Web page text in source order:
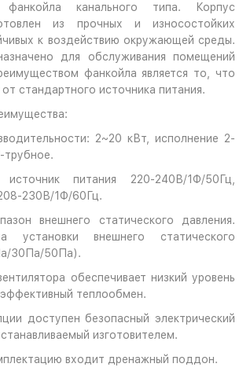
фанкойла канального типа. Корпус
из прочных и износостойких
к воздействию окружающей среды.
для обслуживания помещений
фанкойла является то, что
стандартного источника питания.
2~20 кВт, исполнение 2-
трубное.
источник питания 220-240В/1Ф/50Гц,
230В/1Ф/60Гц.
внешнего статического давления.
установки внешнего статического
30Па/50Па).
обеспечивает низкий уровень
теплообмен.
доступен безопасный электрический
изготовителем.
входит дренажный поддон.